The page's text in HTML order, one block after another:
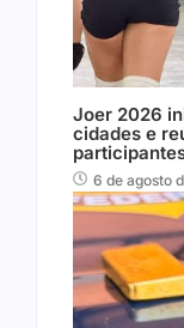
Joer 2026
cidades e
6 de agosto